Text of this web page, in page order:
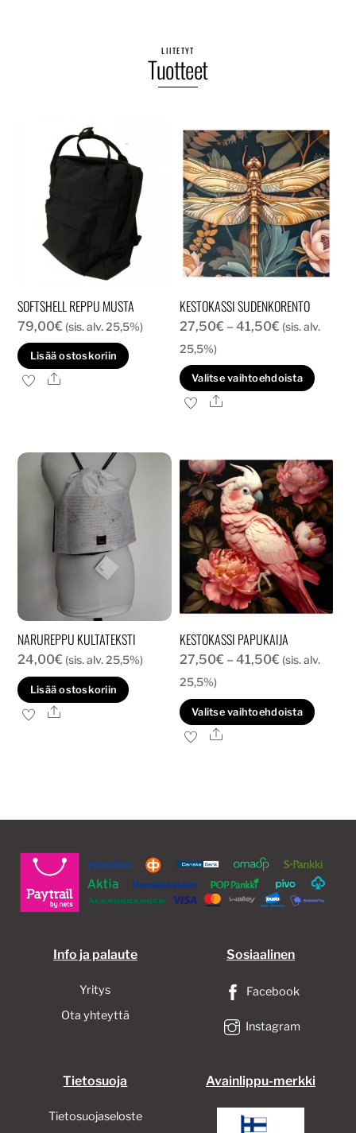
LIITETYT
Tuotteet
SOFTSHELL REPPU MUSTA
79,00€ (sis. alv. 25,5%)
Lisää ostoskoriin
Ale
KESTOKASSI SUDENKORENTO
27,50€ – 41,50€Hintaluokka:
-
41,50€
(sis. alv.
25,5%)
Valitse vaihtoehdoista
Voit
tehdä
Ale
NARUREPPU KULTATEKSTI
24,00€ (sis. alv. 25,5%)
Lisää ostoskoriin
Ale
KESTOKASSI PAPUKAIJA
27,50€ – 41,50€Hintaluokka:
-
41,50€
(sis. alv.
25,5%)
Valitse vaihtoehdoista
Voit
Ale
Info ja palaute
Yritys
Ota yhteyttä
Sosiaalinen
Facebook
Instagram
Tietosuoja
Tietosuojaseloste
Avainlippu-merkki